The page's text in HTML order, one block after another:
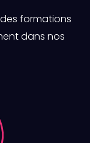
formations
dans nos